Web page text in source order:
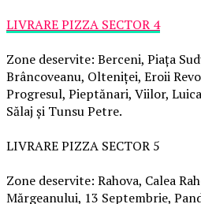
LIVRARE PIZZA SECTOR 4
Zone deservite: Berceni, Piața
Brâncoveanu, Olteniței, Eroii
Progresul, Pieptănari, Viilor,
Sălaj și Tunsu Petre.
LIVRARE PIZZA SECTOR 5
Zone deservite: Rahova, Calea
Mărgeanului, 13 Septembrie,